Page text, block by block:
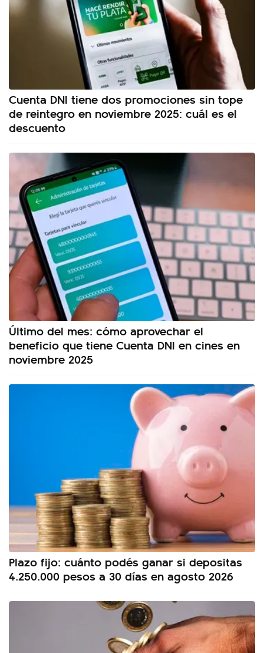
Cuenta DNI tiene dos promociones sin tope
de reintegro en noviembre 2025: cuál es el
descuento
Último del mes: cómo aprovechar el
beneficio que tiene Cuenta DNI en cines en
noviembre 2025
Plazo fijo: cuánto podés ganar si depositas
4.250.000 pesos a 30 días en agosto 2026